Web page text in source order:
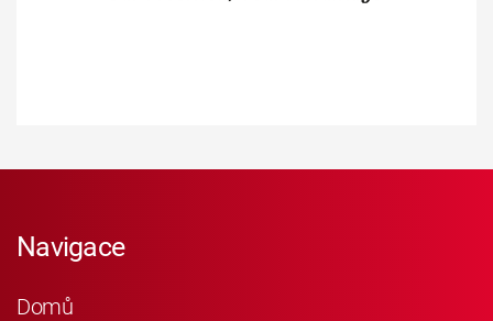
Navigace
Domů